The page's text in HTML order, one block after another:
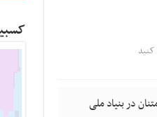
کنید
در بنیاد ملی